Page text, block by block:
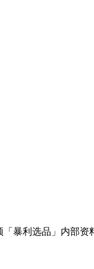
暴利选品」内部资